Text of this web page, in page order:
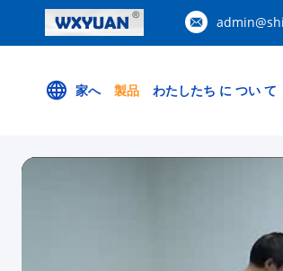
家へ 製品 わたしたち に つい て